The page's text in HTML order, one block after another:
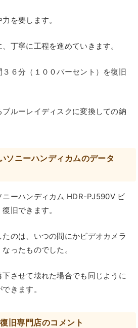
を要します。
丁寧に工程を進めていきます。
６分（１００パーセント）を復旧
ルーレイディスクに変換しての納
ソニーハンディカムのデータ
ーハンディカム HDR-PJ590V ビ
旧できます。
のは、いつの間にかビデオカメラ
ったものでした。
させて壊れた場合でも同じように
きます。
旧専門店のコメント